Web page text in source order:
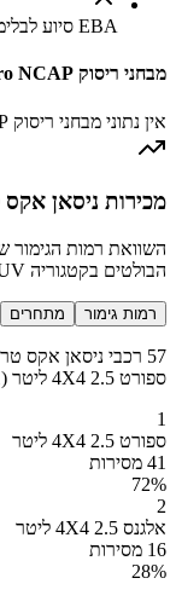
EBA סיוע לבלימת חירום
מבחני ריסוק Euro NCAP
אין נתוני מבחני ריסוק Euro NCAP לדגם זה
מכירות ניסאן אקס טרייל 2006
הבולטים בקטגוריה SUV בינוני
רמות גימור מתחרים
ספורט 4X4 2.5 ליטר (41 מכירות), אלגנס 4X4 2.5 ליטר (16 מכירות).
1
ספורט 4X4 2.5 ליטר
41 מסירות
72%
2
אלגנס 4X4 2.5 ליטר
16 מסירות
28%